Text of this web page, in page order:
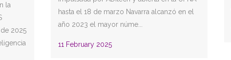
la
2025
hasta el 18 de marzo Navarra alcanzó en el
año 2023 el mayor núme...
11 February 2025